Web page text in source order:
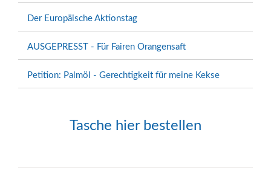
Der Europäische Aktionstag
AUSGEPRESST - Für Fairen Orangensaft
Petition: Palmöl - Gerechtigkeit für meine Kekse
Tasche hier bestellen